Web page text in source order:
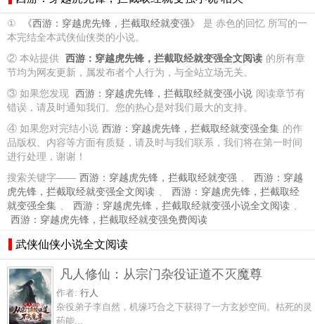
① 《西游：穿越虎先锋，拦截取经就变强》
是 赤色的回忆 所写的一
本完结全本武侠仙侠类的小说。
② 本站提供
西游：穿越虎先锋，拦截取经就变强全文阅读 的所有章
节均为网友更新，属发布者个人行为，与全站立场无关。
③ 如果您发现
西游：穿越虎先锋，拦截取经就变强小说 阅读章节有
错误，请及时通知我们。您的热心是对我们最大的支持。
④ 如果您对完结小说 西游：穿越虎先锋，拦截取经就变强全集 的作
品版权、内容等方面有质疑，请及时与我们联系，我们将在第一时间
进行处理，谢谢！
搜索关键字—— 西游：穿越虎先锋，拦截取经就变强 、
西游：穿越
虎先锋，拦截取经就变强全文阅读 、
西游：穿越虎先锋，拦截取经
就变强全集 、 西游：穿越虎先锋，拦截取经就变强小说全文阅读 、
西游：穿越虎先锋，拦截取经就变强免费阅读
武侠仙侠小说全文阅读
凡人修仙：从宗门杂役证道不灭魔尊
作者: 行人
杂役弟子李自然，机缘巧合之下获得了一方玄妙空间。枯死的灵
药能...